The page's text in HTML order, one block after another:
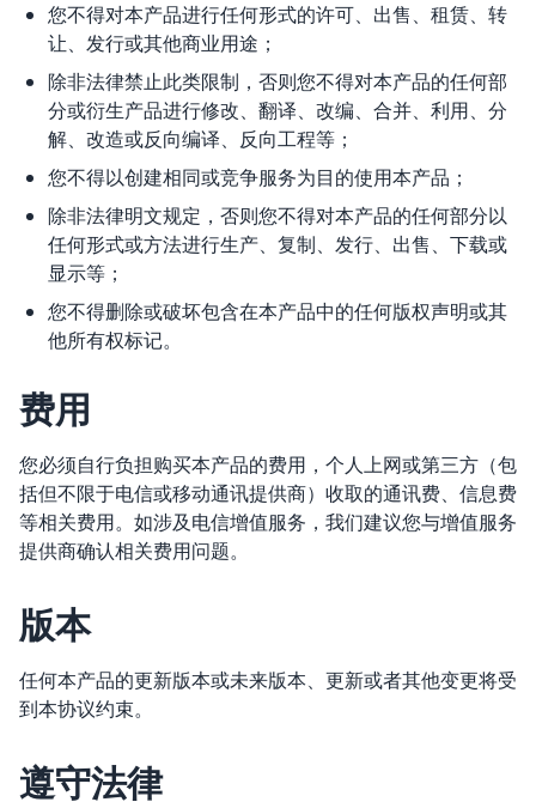
您不得对本产品进行任何形式的许可、出售、租赁、转
让、发行或其他商业用途；
除非法律禁止此类限制，否则您不得对本产品的任何部
分或衍生产品进行修改、翻译、改编、合并、利用、分
解、改造或反向编译、反向工程等；
您不得以创建相同或竞争服务为目的使用本产品；
除非法律明文规定，否则您不得对本产品的任何部分以
任何形式或方法进行生产、复制、发行、出售、下载或
显示等；
您不得删除或破坏包含在本产品中的任何版权声明或其
他所有权标记。
费用
您必须自行负担购买本产品的费用，个人上网或第三方（包
括但不限于电信或移动通讯提供商）收取的通讯费、信息费
等相关费用。如涉及电信增值服务，我们建议您与增值服务
提供商确认相关费用问题。
版本
任何本产品的更新版本或未来版本、更新或者其他变更将受
到本协议约束。
遵守法律